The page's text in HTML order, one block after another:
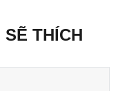
THÍCH